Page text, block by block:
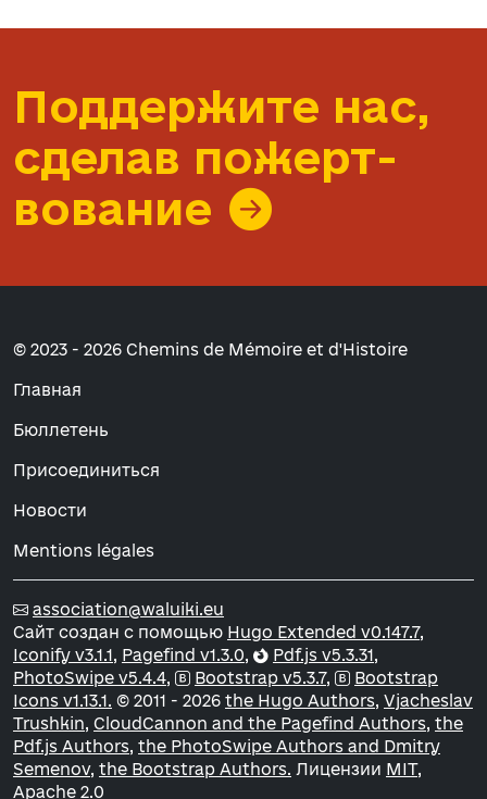
Поддержите нас,
сделав пожерт­
вование
© 2023 - 2026 Chemins de Mémoire et d'Histoire
Главная
Бюллетень
Присоединиться
Новости
Mentions légales
association@waluiki.eu
Сайт создан с помощью Hugo Extended v0.147.7,
Iconify v3.1.1, Pagefind v1.3.0,
Pdf.js v5.3.31,
PhotoSwipe v5.4.4,
Bootstrap v5.3.7,
Bootstrap
Icons v1.13.1. © 2011 - 2026 the Hugo Authors, Vjacheslav
Trushkin, CloudCannon and the Pagefind Authors, the
Pdf.js Authors, the PhotoSwipe Authors and Dmitry
Semenov, the Bootstrap Authors. Лицензии MIT,
Apache 2.0